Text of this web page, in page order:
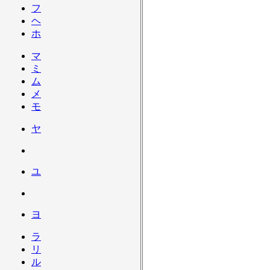
フ
ヘ
ホ
マ
ミ
ム
メ
モ
ヤ
ユ
ヨ
ラ
リ
ル